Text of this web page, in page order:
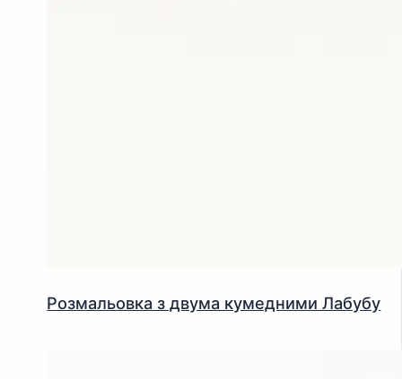
Розмальовка з двума кумедними Лабубу